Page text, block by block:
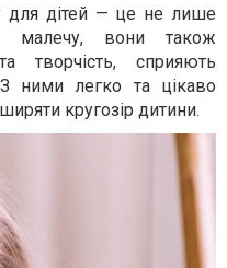
для дітей — це не лише
малечу, вони також
творчість, сприяють
ними легко та цікаво
кругозір дитини.